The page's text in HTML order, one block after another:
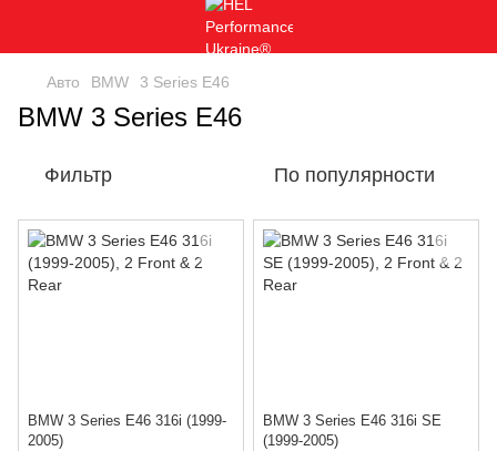
Авто BMW 3 Series E46
BMW 3 Series E46
Фильтр По популярности
BMW 3 Series E46 316i (1999-
2005)
BMW 3 Series E46 316i SE
(1999-2005)